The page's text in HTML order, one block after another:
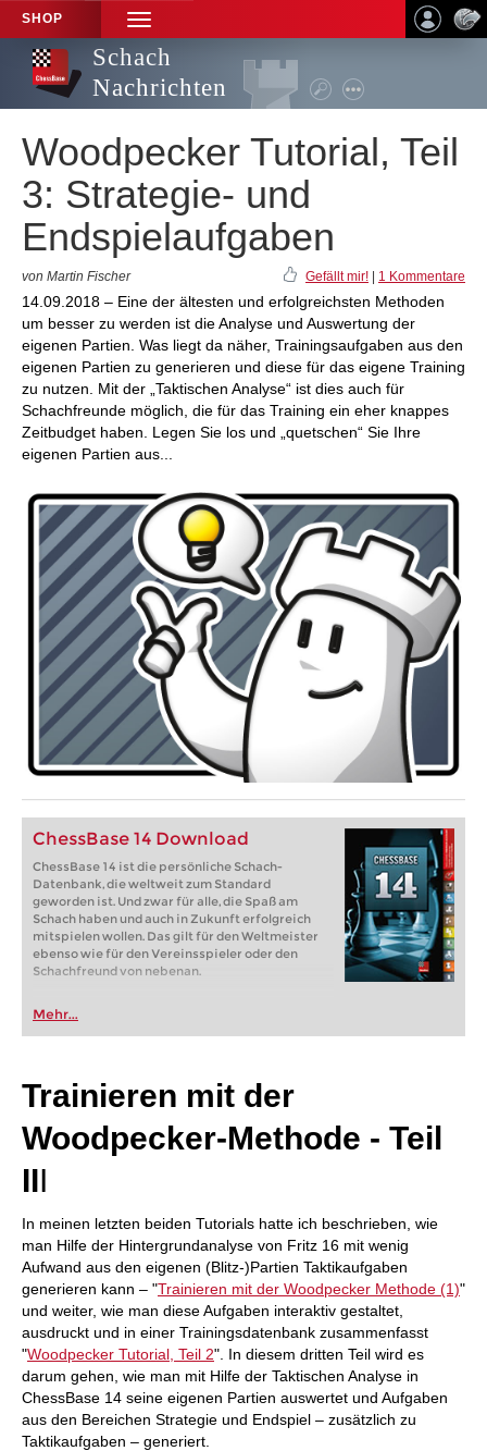
SHOP
TOGGLE
NAVIGATION
Schach
Nachrichten
Woodpecker Tutorial, Teil
3: Strategie- und
Endspielaufgaben
von Martin Fischer Gefällt mir! 1 Kommentare
14.09.2018 – Eine der ältesten und erfolgreichsten Methoden
um besser zu werden ist die Analyse und Auswertung der
eigenen Partien. Was liegt da näher, Trainingsaufgaben aus den
eigenen Partien zu generieren und diese für das eigene Training
zu nutzen. Mit der „Taktischen Analyse“ ist dies auch für
Schachfreunde möglich, die für das Training ein eher knappes
Zeitbudget haben. Legen Sie los und „quetschen“ Sie Ihre
eigenen Partien aus...
ChessBase 14 Download
ChessBase 14 ist die persönliche Schach-
Datenbank, die weltweit zum Standard
geworden ist. Und zwar für alle, die Spaß am
Schach haben und auch in Zukunft erfolgreich
mitspielen wollen. Das gilt für den Weltmeister
ebenso wie für den Vereinsspieler oder den
Schachfreund von nebenan.
Mehr...
Trainieren mit der
Woodpecker-Methode - Teil
III
In meinen letzten beiden Tutorials hatte ich beschrieben, wie
man Hilfe der Hintergrundanalyse von Fritz 16 mit wenig
Aufwand aus den eigenen (Blitz-)Partien Taktikaufgaben
generieren kann – "Trainieren mit der Woodpecker Methode (1)"
und weiter, wie man diese Aufgaben interaktiv gestaltet,
ausdruckt und in einer Trainingsdatenbank zusammenfasst
"Woodpecker Tutorial, Teil 2". In diesem dritten Teil wird es
darum gehen, wie man mit Hilfe der Taktischen Analyse in
ChessBase 14 seine eigenen Partien auswertet und Aufgaben
aus den Bereichen Strategie und Endspiel – zusätzlich zu
Taktikaufgaben – generiert.